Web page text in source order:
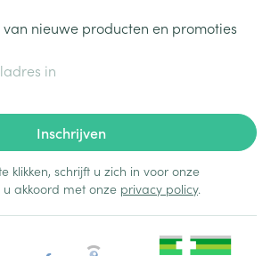
nieuwe producten en promoties
Inschrijven
klikken, schrijft u zich in voor onze
akkoord met onze privacy policy.